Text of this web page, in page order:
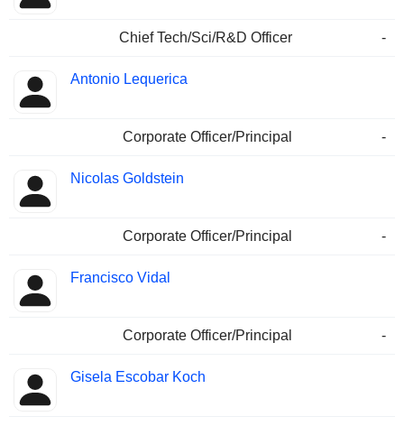
Chief Tech/Sci/R&D Officer -
Antonio Lequerica
Corporate Officer/Principal -
Nicolas Goldstein
Corporate Officer/Principal -
Francisco Vidal
Corporate Officer/Principal -
Gisela Escobar Koch